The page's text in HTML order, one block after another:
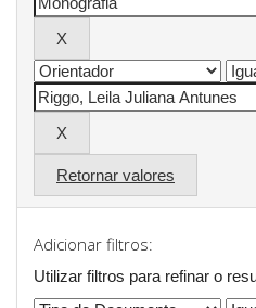
Retornar valores
Adicionar filtros:
Utilizar filtros para refinar o